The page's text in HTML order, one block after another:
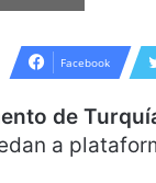
Facebook
de
a